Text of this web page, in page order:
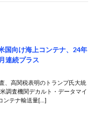
国向け海上コンテナ、24年
連続プラス
、高関税表明のトランプ氏大統
調査機関デカルト・データマイ
ンテナ輸送量[…]